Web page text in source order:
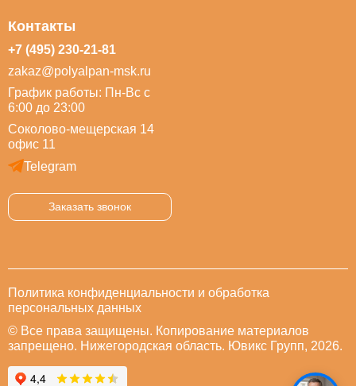
Контакты
+7 (495) 230-21-81
zakaz@polyalpan-msk.ru
График работы: Пн-Вс с
6:00 до 23:00
Соколово-мещерская 14
офис 11
Telegram
Заказать звонок
Политика конфиденциальности и обработка
персональных данных
© Все права защищены. Копирование материалов
запрещено. Нижегородская область. Ювикс Групп, 2026.